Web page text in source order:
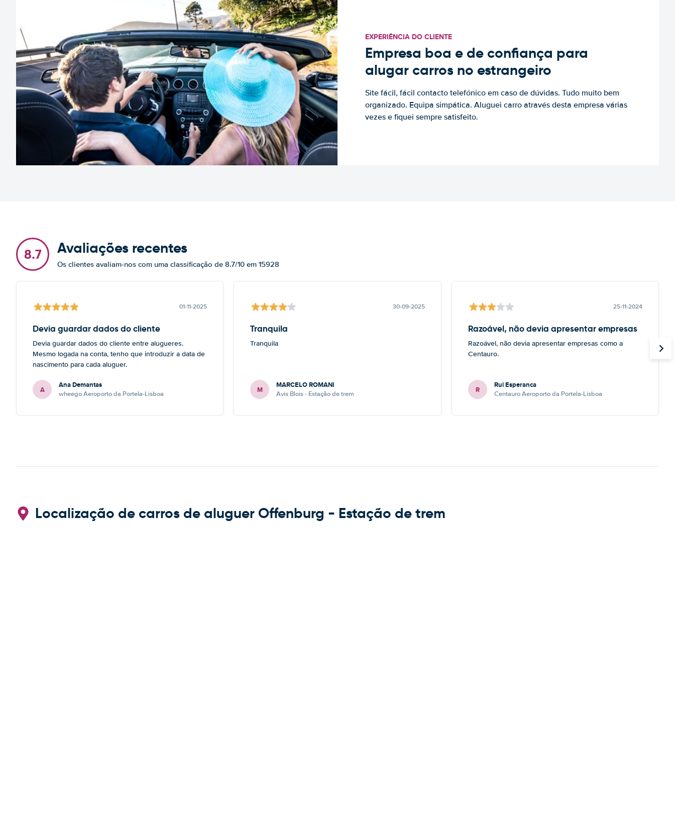
EXPERIÊNCIA DO CLIENTE
Empresa boa e de confiança para
alugar carros no estrangeiro
Site fácil, fácil contacto telefónico em caso de dúvidas. Tudo muito bem
organizado. Equipa simpática. Aluguei carro através desta empresa várias
vezes e fiquei sempre satisfeito.
8.7 Avaliações recentes
Os clientes avaliam-nos com uma classificação de 8.7/10 em 15928
01-11-2025
Devia guardar dados do cliente
Devia guardar dados do cliente entre alugueres.
Mesmo logada na conta, tenho que introduzir a data de
nascimento para cada aluguer.
A Ana Demantas
wheego Aeroporto da Portela-Lisboa
30-09-2025
Tranquila
Tranquila
M MARCELO ROMANI
Avis Blois - Estação de trem
25-11-2024
Razoável, não devia apresentar empresas
Razoável, não devia apresentar empresas como a
Centauro.
R Rui Esperanca
Centauro Aeroporto da Portela-Lisboa
Localização de carros de aluguer Offenburg - Estação de trem